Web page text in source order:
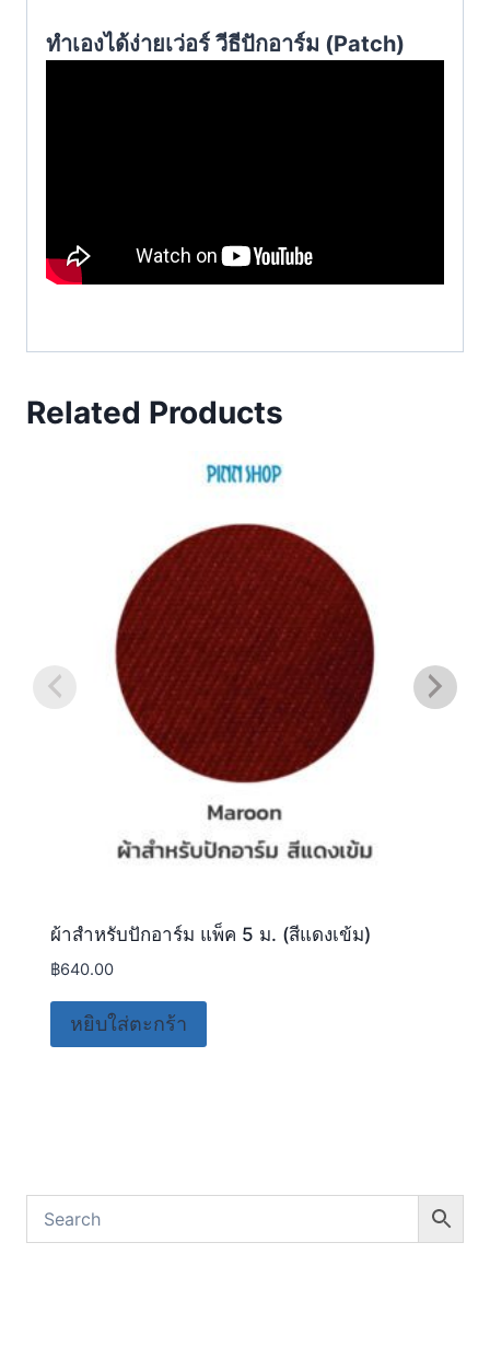
ทำเองได้ง่ายเว่อร์ วีธีปักอาร์ม (Patch)
Related Products
ผ้าสำหรับปักอาร์ม แพ็ค 5 ม. (สีแดงเข้ม)
฿640.00
หยิบใส่ตะกร้า